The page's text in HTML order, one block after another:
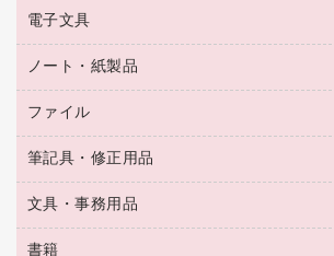
ハンドソープ・石鹸
トイレ用品
トイレ用洗剤
ティッシュペーパー
ダストボックス
タオル・アメニティ用品
タイムレコーダー
シュレッダ
ＯＨＰ用品
乾電池・充電池
フィルム・カメラ用品
デスクライト
アルバム
掃除機・クリーナー
空調・季節家電
その他電化製品
キッチン・調理家電
ＯＡタップ／延長コード
電子文具
電卓
ラベルテープ
その他電子文具
ノート・紙製品
封筒
粘着メモ
伝票
典礼用品
帳簿
ファイル
名刺整理用品
板目表紙・綴込表紙
背幅が伸びるファイル
筆記具・修正用品
万年筆
筆ペン
文具・事務用品
輪ゴム
書籍